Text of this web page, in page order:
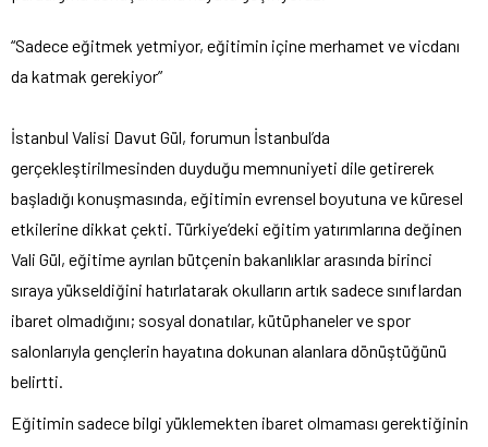
“Sadece eğitmek yetmiyor, eğitimin içine merhamet ve vicdanı
da katmak gerekiyor”
İstanbul Valisi Davut Gül, forumun İstanbul’da
gerçekleştirilmesinden duyduğu memnuniyeti dile getirerek
başladığı konuşmasında, eğitimin evrensel boyutuna ve küresel
etkilerine dikkat çekti. Türkiye’deki eğitim yatırımlarına değinen
Vali Gül, eğitime ayrılan bütçenin bakanlıklar arasında birinci
sıraya yükseldiğini hatırlatarak okulların artık sadece sınıflardan
ibaret olmadığını; sosyal donatılar, kütüphaneler ve spor
salonlarıyla gençlerin hayatına dokunan alanlara dönüştüğünü
belirtti.
Eğitimin sadece bilgi yüklemekten ibaret olmaması gerektiğinin